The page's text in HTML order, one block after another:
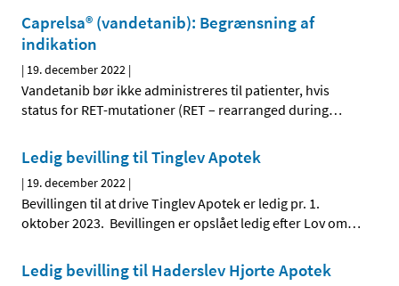
Caprelsa® (vandetanib): Begrænsning af
indikation
| 19. december 2022 |
Vandetanib bør ikke administreres til patienter, hvis
status for RET-mutationer (RET – rearranged during…
Ledig bevilling til Tinglev Apotek
| 19. december 2022 |
Bevillingen til at drive Tinglev Apotek er ledig pr. 1.
oktober 2023. Bevillingen er opslået ledig efter Lov om…
Ledig bevilling til Haderslev Hjorte Apotek